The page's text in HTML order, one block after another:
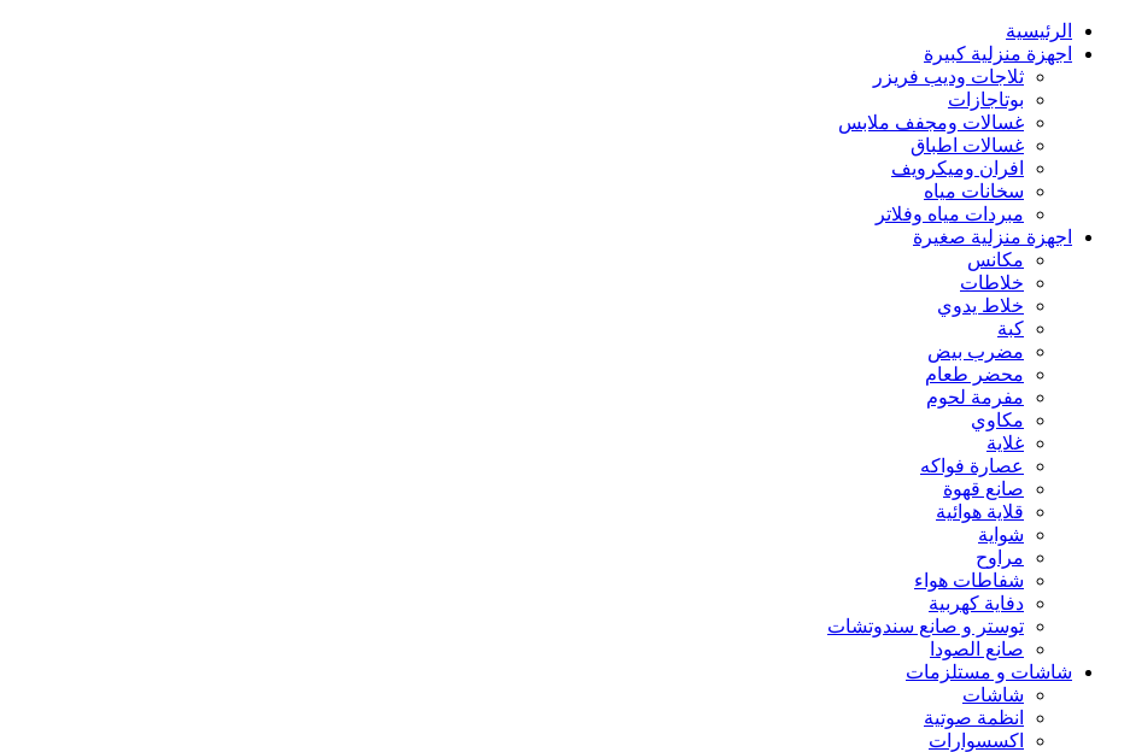
الرئيسية
اجهزة منزلية كبيرة
ثلاجات وديب فريزر
بوتاجازات
غسالات ومجفف ملابس
غسالات اطباق
افران وميكرويف
سخانات مياه
مبردات مياه وفلاتر
اجهزة منزلية صغيرة
مكانس
خلاطات
خلاط يدوي
كبة
مضرب بيض
محضر طعام
مفرمة لحوم
مكاوي
غلاية
عصارة فواكه
صانع قهوة
قلاية هوائية
شواية
مراوح
شفاطات هواء
دفاية كهربية
توستر و صانع سندوتشات
صانع الصودا
شاشات و مستلزمات
شاشات
انظمة صوتية
اكسسوارات